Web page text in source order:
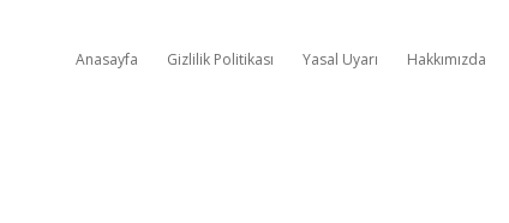
Anasayfa Gizlilik Politikası Yasal Uyarı Hakkımızda